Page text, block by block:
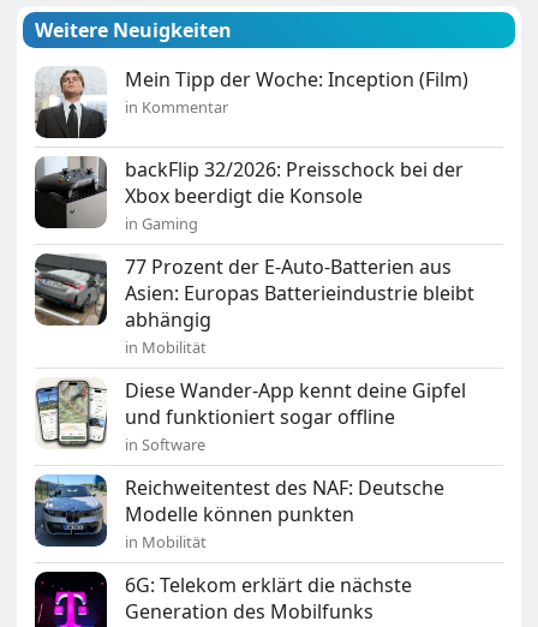
Weitere Neuigkeiten
Mein Tipp der Woche: Inception (Film)
in Kommentar
backFlip 32/2026: Preisschock bei der
Xbox beerdigt die Konsole
in Gaming
77 Prozent der E-Auto-Batterien aus
Asien: Europas Batterieindustrie bleibt
abhängig
in Mobilität
Diese Wander-App kennt deine Gipfel
und funktioniert sogar offline
in Software
Reichweitentest des NAF: Deutsche
Modelle können punkten
in Mobilität
6G: Telekom erklärt die nächste
Generation des Mobilfunks